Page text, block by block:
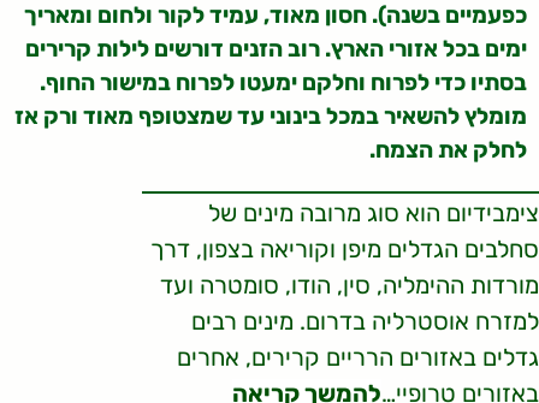
כפעמיים בשנה). חסון מאוד, עמיד לקור ולחום ומאריך
ימים בכל אזורי הארץ. רוב הזנים דורשים לילות קרירים
בסתיו כדי לפרוח וחלקם ימעטו לפרוח במישור החוף.
מומלץ להשאיר במכל בינוני עד שמצטופף מאוד ורק אז
לחלק את הצמח.
צימבידיום הוא סוג מרובה מינים של
סחלבים הגדלים מיפן וקוריאה בצפון, דרך
מורדות ההימליה, סין, הודו, סומטרה ועד
למזרח אוסטרליה בדרום. מינים רבים
גדלים באזורים הרריים קרירים, אחרים
באזורים טרופיי…להמשך קריאה